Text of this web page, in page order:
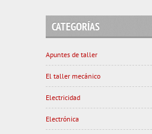
CATEGORÍAS
Apuntes de taller
El taller mecánico
Electricidad
Electrónica